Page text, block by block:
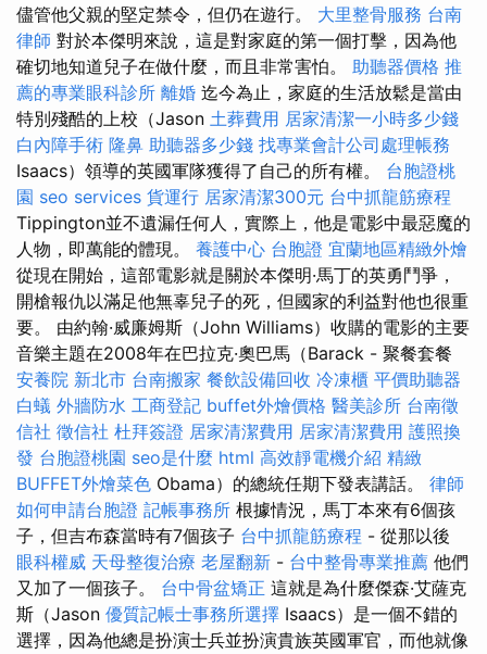
儘管他父親的堅定禁令，但仍在遊行。 大里整骨服務 台南
律師 對於本傑明來說，這是對家庭的第一個打擊，因為他
確切地知道兒子在做什麼，而且非常害怕。 助聽器價格 推
薦的專業眼科診所 離婚 迄今為止，家庭的生活放鬆是當由
特別殘酷的上校（Jason 土葬費用 居家清潔一小時多少錢
白內障手術 隆鼻 助聽器多少錢 找專業會計公司處理帳務
Isaacs）領導的英國軍隊獲得了自己的所有權。 台胞證桃
園 seo services 貨運行 居家清潔300元 台中抓龍筋療程
Tippington並不遺漏任何人，實際上，他是電影中最惡魔的
人物，即萬能的體現。 養護中心 台胞證 宜蘭地區精緻外燴
從現在開始，這部電影就是關於本傑明·馬丁的英勇鬥爭，
開槍報仇以滿足他無辜兒子的死，但國家的利益對他也很重
要。 由約翰·威廉姆斯（John Williams）收購的電影的主要
音樂主題在2008年在巴拉克·奧巴馬（Barack - 聚餐套餐
安養院 新北市 台南搬家 餐飲設備回收 冷凍櫃 平價助聽器
白蟻 外牆防水 工商登記 buffet外燴價格 醫美診所 台南徵
信社 徵信社 杜拜簽證 居家清潔費用 居家清潔費用 護照換
發 台胞證桃園 seo是什麼 html 高效靜電機介紹 精緻
BUFFET外燴菜色 Obama）的總統任期下發表講話。 律師
如何申請台胞證 記帳事務所 根據情況，馬丁本來有6個孩
子，但吉布森當時有7個孩子 台中抓龍筋療程 - 從那以後
眼科權威 天母整復治療 老屋翻新 - 台中整骨專業推薦 他們
又加了一個孩子。 台中骨盆矯正 這就是為什麼傑森·艾薩克
斯（Jason 優質記帳士事務所選擇 Isaacs）是一個不錯的
選擇，因為他總是扮演士兵並扮演貴族英國軍官，而他就像